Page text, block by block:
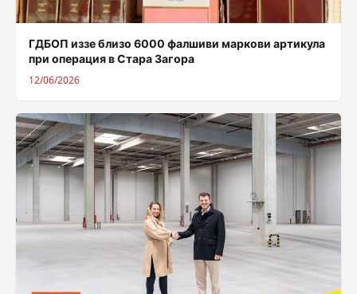
ГДБОП иззе близо 6000 фалшиви маркови артикула
при операция в Стара Загора
12/06/2026